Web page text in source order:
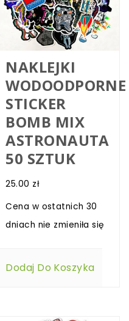
NAKLEJKI
WODOODPORNE
STICKER
BOMB MIX
ASTRONAUTA
50 SZTUK
25.00 zł
Cena w ostatnich 30
dniach nie zmieniła się
Dodaj Do Koszyka